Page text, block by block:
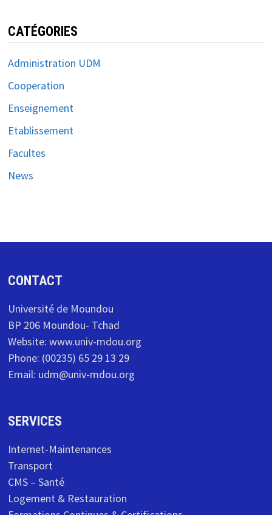
CATÉGORIES
Administration UDM
Cooperation
Enseignement
Etablissement
Facultes
News
CONTACT
Université de Moundou
BP 206 Moundou- Tchad
Website: www.univ-mdou.org
Phone: (00235) 65 29 13 29
Email: udm@univ-mdou.org
SERVICES
Internet-Maintenances
Transport
CMS – Santé
Logement & Restauration